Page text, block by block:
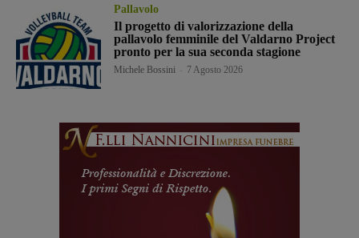
Pallavolo
Il progetto di valorizzazione della
pallavolo femminile del Valdarno Project
pronto per la sua seconda stagione
Michele Bossini 7 Agosto 2026